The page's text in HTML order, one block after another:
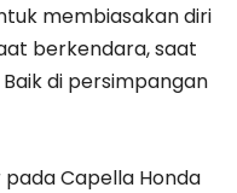
membiasakan diri
berkendara, saat
di persimpangan
Capella Honda